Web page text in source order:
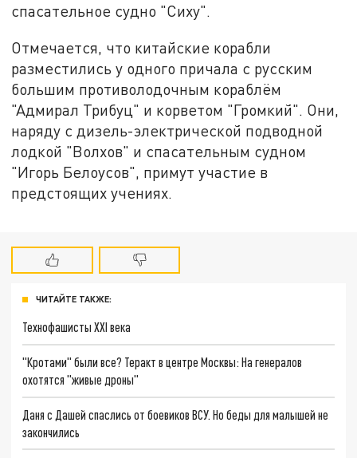
спасательное судно "Сиху".
Отмечается, что китайские корабли
разместились у одного причала с русским
большим противолодочным кораблём
"Адмирал Трибуц" и корветом "Громкий". Они,
наряду с дизель-электрической подводной
лодкой "Волхов" и спасательным судном
"Игорь Белоусов", примут участие в
предстоящих учениях.
ЧИТАЙТЕ ТАКЖЕ:
Технофашисты XXI века
"Кротами" были все? Теракт в центре Москвы: На генералов
охотятся "живые дроны"
Даня с Дашей спаслись от боевиков ВСУ. Но беды для малышей не
закончились